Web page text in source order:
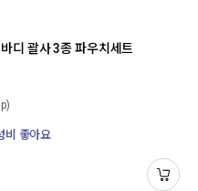
디 괄사 3종 파우치세트
비 좋아요